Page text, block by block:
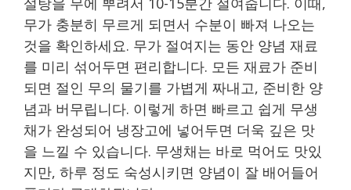
무가 충분히 무르게 되면서 수분이 빠져 나오는
것을 확인하세요. 무가 절여지는 동안 양념 재료
를 미리 섞어두면 편리합니다. 모든 재료가 준비
되면 절인 무의 물기를 가볍게 짜내고, 준비한 양
념과 버무립니다. 이렇게 하면 빠르고 쉽게 무생
채가 완성되어 냉장고에 넣어두면 더욱 깊은 맛
을 느낄 수 있습니다. 무생채는 바로 먹어도 맛있
지만, 하루 정도 숙성시키면 양념이 잘 배어들어